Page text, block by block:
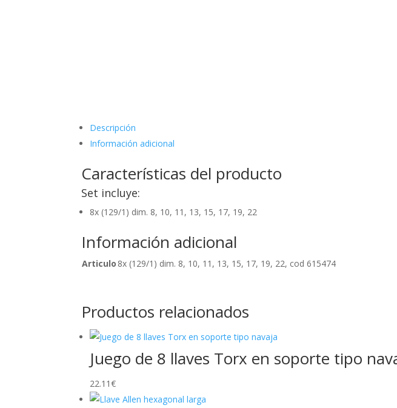
Descripción
Información adicional
Características del producto
Set incluye:
8x (129/1) dim. 8, 10, 11, 13, 15, 17, 19, 22
Información adicional
Articulo 8x (129/1) dim. 8, 10, 11, 13, 15, 17, 19, 22, cod 615474
Productos relacionados
Juego de 8 llaves Torx en soporte tipo
22.11€